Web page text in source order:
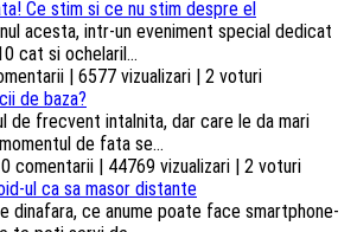
Ce stim si ce nu stim despre el
acesta, intr-un eveniment special dedicat
cat si ochelaril...
| 6577 vizualizari | 2 voturi
de baza?
de frecvent intalnita, dar care le da mari
de fata se...
comentarii | 44769 vizualizari | 2 voturi
ul ca sa masor distante
dinafara, ce anume poate face smartphone-